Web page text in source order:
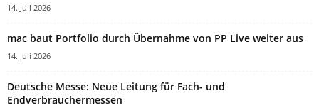
14. Juli 2026
mac baut Portfolio durch Übernahme von PP Live weiter aus
14. Juli 2026
Deutsche Messe: Neue Leitung für Fach- und
Endverbrauchermessen